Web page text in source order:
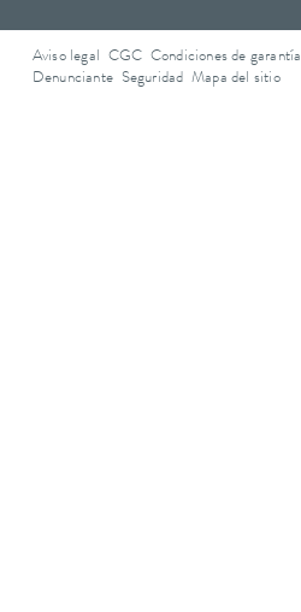
Aviso legal CGC Condiciones de garantía
Denunciante Seguridad Mapa del sitio